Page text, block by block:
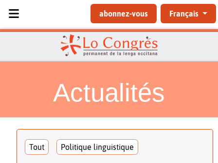
abonnez-vous Français
Actualités
Tout Politique linguistique